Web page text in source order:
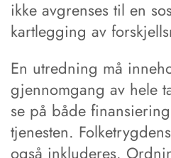
ikke avgrenses til en
kartlegging av
En utredning må
gjennomgang av hele
se på både
tjenesten.
også inkluderes.